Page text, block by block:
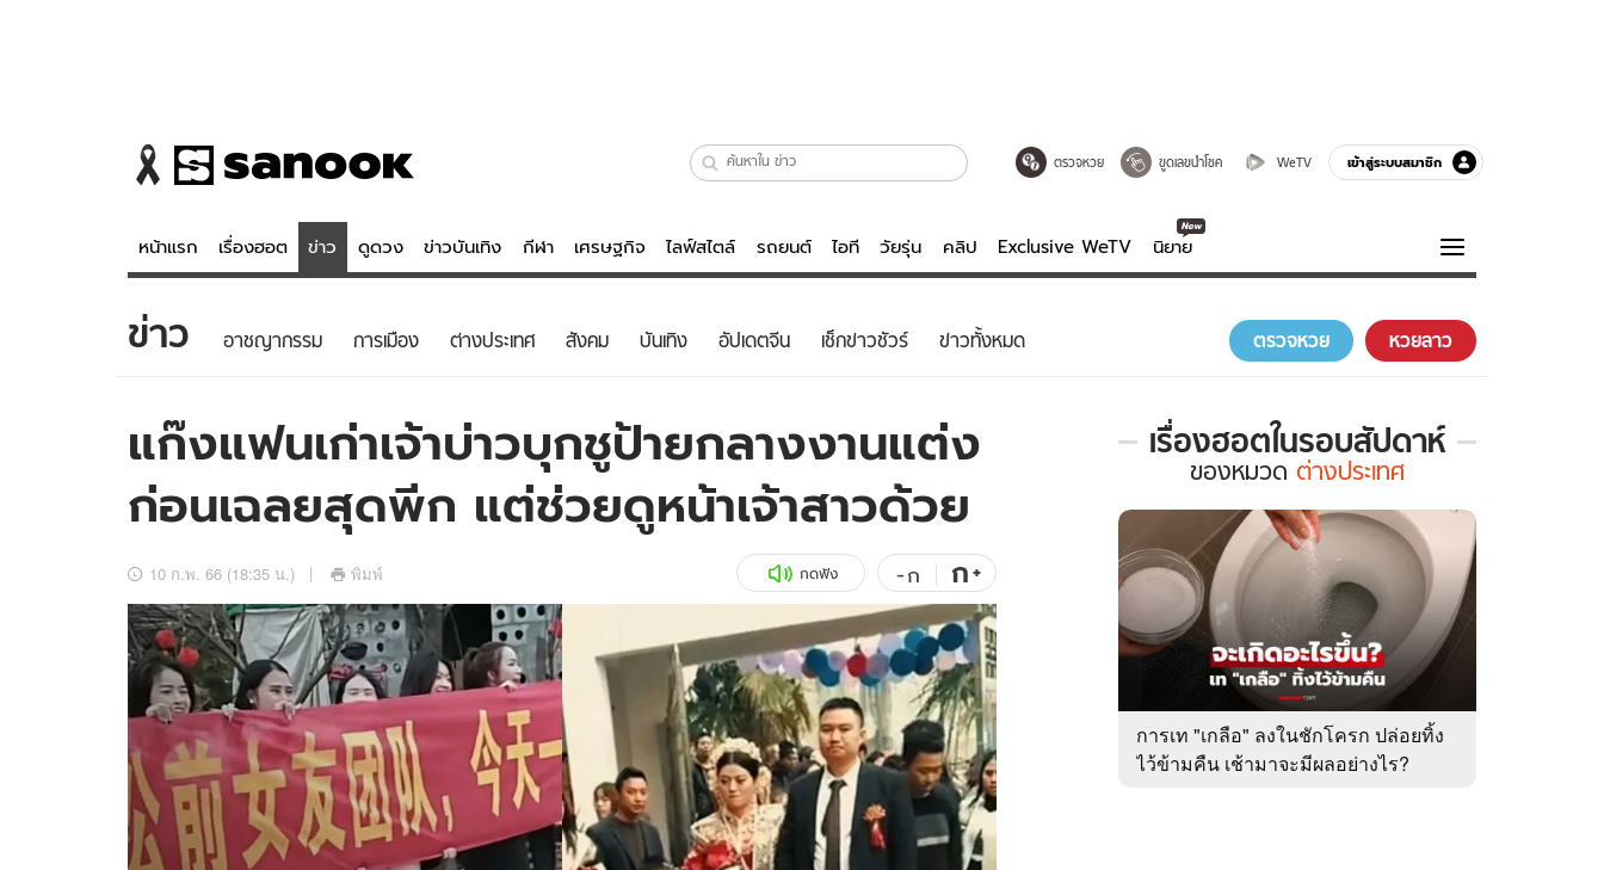
ตรวจหวย ขูดเลขนำโชค WeTV เข้าสู่ระบบสมาชิก
หน้าแรก เรื่องฮอต ข่าว ดูดวง ข่าวบันเทิง กีฬา เศรษฐกิจ ไลฟ์สไตล์ รถยนต์ ไอที วัยรุ่น คลิป Exclusive WeTV นิยาย
ข่าว
ข่าวบันเทิง
ข่าวกีฬา
ข่าวเศรษฐกิจ
อัปเดตจีน
เช็กข่าวชัวร์
ดูดวง - ตรวจหวย
สถิติหวยไทย
หวยลาว
ไลฟ์สไตล์
วัยรุ่น
ไอที
สุขภาพ
เที่ยว-กิน
Tasteful Thailand
Sanook Choice
บันเทิงครบรส
เกมส์
ดูทีวี
WeTV
Exclusive WeTV
นิยาย
ความรู้รอบตัว
ฮาวทู
ดาวน์โหลดสนุกแอปฟรี ติดตามสนุกโซเชียลได้ที่
ข่าว อาชญากรรม การเมือง ต่างประเทศ สังคม บันเทิง อัปเดตจีน เช็กข่าวชัวร์ ข่าวทั้งหมด ตรวจหวย หวยลาว
แก๊งแฟนเก่าเจ้าบ่าวบุกชูป้ายกลางงานแต่ง
ก่อนเฉลยสุดพีก แต่ช่วยดูหน้าเจ้าสาวด้วย
10 ก.พ. 66 (18:35 น.) พิมพ์ กดฟัง -ก ก+
เรื่องฮอตในรอบสัปดาห์
เรื่อง
ใน
รอบ
สัปดาห์
ของ
ต่าง
ประเทศ
ของหมวด ต่างประเทศ
การเท "เกลือ" ลงในชักโครก ปล่อยทิ้ง
ไว้ข้ามคืน เช้ามาจะมีผลอย่างไร?